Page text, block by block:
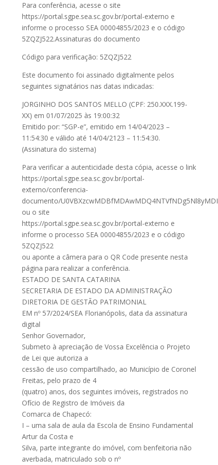
Para conferência, acesse o site
https://portal.sgpe.sea.sc.gov.br/portal-externo e
informe o processo SEA 00004855/2023 e o código
5ZQZJ522.Assinaturas do documento
Código para verificação: 5ZQZJ522
Este documento foi assinado digitalmente pelos
seguintes signatários nas datas indicadas:
JORGINHO DOS SANTOS MELLO (CPF: 250.XXX.199-
XX) em 01/07/2025 às 19:00:32
Emitido por: “SGP-e”, emitido em 14/04/2023 –
11:54:30 e válido até 14/04/2123 – 11:54:30.
(Assinatura do sistema)
Para verificar a autenticidade desta cópia, acesse o link
https://portal.sgpe.sea.sc.gov.br/portal-
externo/conferencia-
documento/
ou o site
https://portal.sgpe.sea.sc.gov.br/portal-externo e
informe o processo SEA 00004855/2023 e o código
5ZQZJ522
ou aponte a câmera para o QR Code presente nesta
página para realizar a conferência.
ESTADO DE SANTA CATARINA
SECRETARIA DE ESTADO DA ADMINISTRAÇÃO
DIRETORIA DE GESTÃO PATRIMONIAL
EM nº 57/2024/SEA Florianópolis, data da assinatura
digital
Senhor Governador,
Submeto à apreciação de Vossa Excelência o Projeto
de Lei que autoriza a
cessão de uso compartilhado, ao Município de Coronel
Freitas, pelo prazo de 4
(quatro) anos, dos seguintes imóveis, registrados no
Ofício de Registro de Imóveis da
Comarca de Chapecó:
I – uma sala de aula da Escola de Ensino Fundamental
Artur da Costa e
Silva, parte integrante do imóvel, com benfeitoria não
averbada, matriculado sob o nº